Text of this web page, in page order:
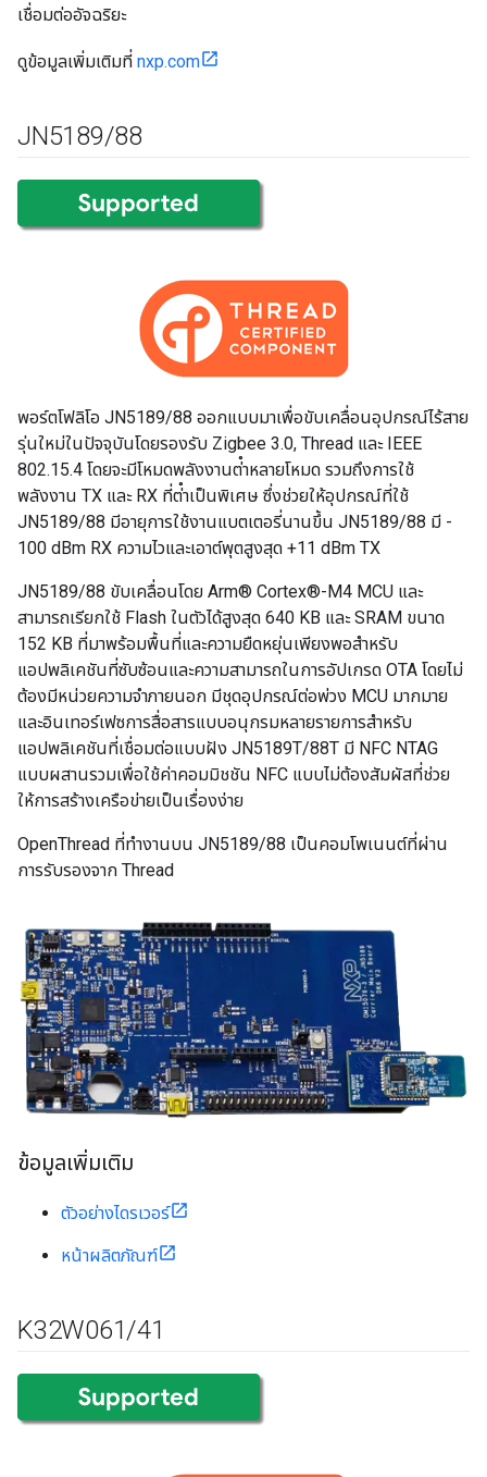
เชื่อมต่ออัจฉริยะ
ดูข้อมูลเพิ่มเติมที่ nxp.com
JN5189/88
พอร์ตโฟลิโอ JN5189/88 ออกแบบมาเพื่อขับเคลื่อนอุปกรณ์ไร้สาย
รุ่นใหม่ในปัจจุบันโดยรองรับ Zigbee 3.0, Thread และ IEEE
802.15.4 โดยจะมีโหมดพลังงานต่ําหลายโหมด รวมถึงการใช้
พลังงาน TX และ RX ที่ต่ําเป็นพิเศษ ซึ่งช่วยให้อุปกรณ์ที่ใช้
JN5189/88 มีอายุการใช้งานแบตเตอรี่นานขึ้น JN5189/88 มี -
100 dBm RX ความไวและเอาต์พุตสูงสุด +11 dBm TX
JN5189/88 ขับเคลื่อนโดย Arm® Cortex®-M4 MCU และ
สามารถเรียกใช้ Flash ในตัวได้สูงสุด 640 KB และ SRAM ขนาด
152 KB ที่มาพร้อมพื้นที่และความยืดหยุ่นเพียงพอสําหรับ
แอปพลิเคชันที่ซับซ้อนและความสามารถในการอัปเกรด OTA โดยไม่
ต้องมีหน่วยความจําภายนอก มีชุดอุปกรณ์ต่อพ่วง MCU มากมาย
และอินเทอร์เฟซการสื่อสารแบบอนุกรมหลายรายการสําหรับ
แอปพลิเคชันที่เชื่อมต่อแบบฝัง JN5189T/88T มี NFC NTAG
แบบผสานรวมเพื่อใช้ค่าคอมมิชชัน NFC แบบไม่ต้องสัมผัสที่ช่วย
ให้การสร้างเครือข่ายเป็นเรื่องง่าย
OpenThread ที่ทํางานบน JN5189/88 เป็นคอมโพเนนต์ที่ผ่าน
การรับรองจาก Thread
ข้อมูลเพิ่มเติม
ตัวอย่างไดรเวอร์
หน้าผลิตภัณฑ์
K32W061/41